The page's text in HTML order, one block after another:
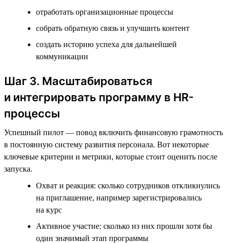
отработать организационные процессы
собрать обратную связь и улучшить контент
создать историю успеха для дальнейшей
коммуникации
Шаг 3. Масштабироваться
и интегрировать программу в HR-
процессы
Успешный пилот — повод включить финансовую грамотность
в постоянную систему развития персонала. Вот некоторые
ключевые критерии и метрики, которые стоит оценить после
запуска.
Охват и реакция: сколько сотрудников откликнулись
на приглашение, например зарегистрировались
на курс
Активное участие: сколько из них прошли хотя бы
один значимый этап программы